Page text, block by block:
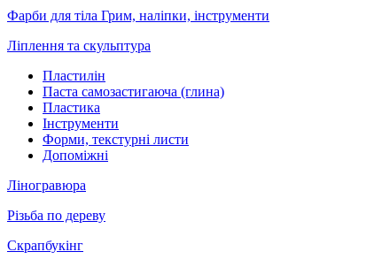
Фарби для тіла Грим, наліпки, інструменти
Ліплення та скульптура
Пластилін
Паста самозастигаюча (глина)
Пластика
Інструменти
Форми, текстурні листи
Допоміжні
Ліногравюра
Різьба по дереву
Скрапбукінг